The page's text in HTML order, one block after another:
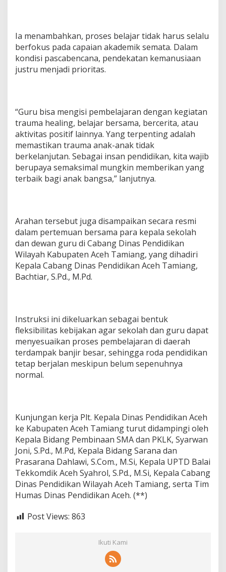
Ia menambahkan, proses belajar tidak harus selalu
berfokus pada capaian akademik semata. Dalam
kondisi pascabencana, pendekatan kemanusiaan
justru menjadi prioritas.
“Guru bisa mengisi pembelajaran dengan kegiatan
trauma healing, belajar bersama, bercerita, atau
aktivitas positif lainnya. Yang terpenting adalah
memastikan trauma anak-anak tidak
berkelanjutan. Sebagai insan pendidikan, kita wajib
berupaya semaksimal mungkin memberikan yang
terbaik bagi anak bangsa,” lanjutnya.
Arahan tersebut juga disampaikan secara resmi
dalam pertemuan bersama para kepala sekolah
dan dewan guru di Cabang Dinas Pendidikan
Wilayah Kabupaten Aceh Tamiang, yang dihadiri
Kepala Cabang Dinas Pendidikan Aceh Tamiang,
Bachtiar, S.Pd., M.Pd.
Instruksi ini dikeluarkan sebagai bentuk
fleksibilitas kebijakan agar sekolah dan guru dapat
menyesuaikan proses pembelajaran di daerah
terdampak banjir besar, sehingga roda pendidikan
tetap berjalan meskipun belum sepenuhnya
normal.
Kunjungan kerja Plt. Kepala Dinas Pendidikan Aceh
ke Kabupaten Aceh Tamiang turut didampingi oleh
Kepala Bidang Pembinaan SMA dan PKLK, Syarwan
Joni, S.Pd., M.Pd, Kepala Bidang Sarana dan
Prasarana Dahlawi, S.Com., M.Si, Kepala UPTD Balai
Tekkomdik Aceh Syahrol, S.Pd., M.Si, Kepala Cabang
Dinas Pendidikan Wilayah Aceh Tamiang, serta Tim
Humas Dinas Pendidikan Aceh. (**)
Post Views: 863
Ikuti Kami